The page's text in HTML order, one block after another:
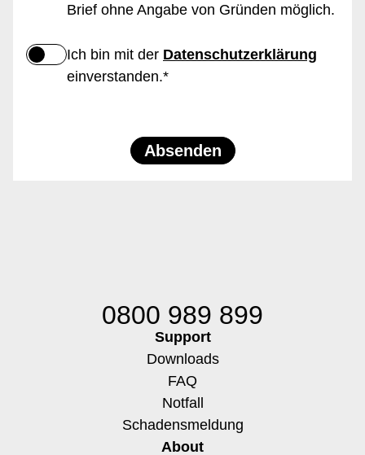
Brief ohne Angabe von Gründen möglich.
Ich bin mit der Datenschutzerklärung
einverstanden.*
Absenden
0800 989 899
Support
Downloads
FAQ
Notfall
Schadensmeldung
About